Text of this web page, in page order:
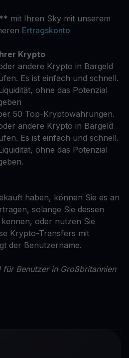
mit Ihren Sky mit unserem
Ertragskonto
Krypto
andere Krypto in Bargeld
Es ist einfach und schnell.
ohne das Potenzial
50 Top-Kryptowährungen.
andere Krypto in Bargeld
Es ist einfach und schnell.
ohne das Potenzial
haben, können Sie es an
solange Sie dessen
oder nutzen Sie
Krypto-Transfers mit
der Benutzername.
für Benutzer in Großbritannien